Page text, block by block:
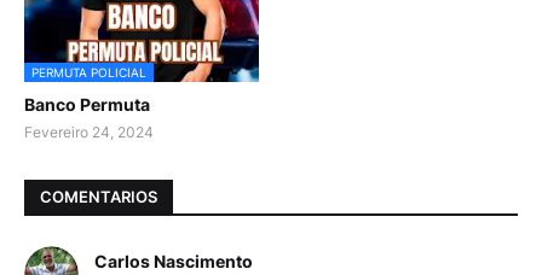
PERMUTA POLICIAL
Banco Permuta
Fevereiro 24, 2024
COMENTARIOS
Carlos Nascimento